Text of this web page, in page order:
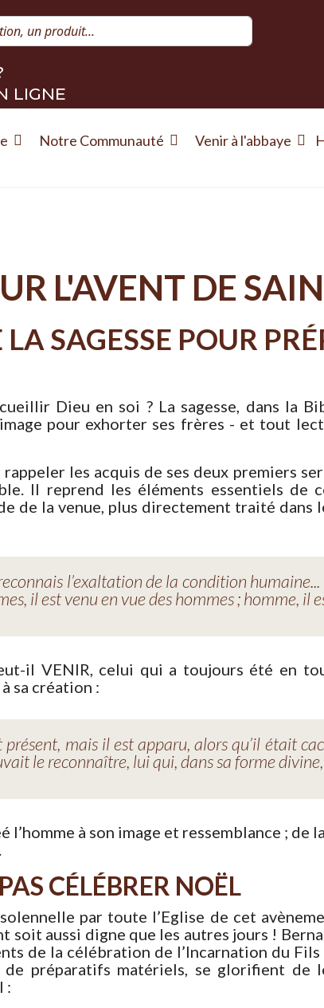
Rechercher
LIGNE
Notre Communauté Venir à l'abbaye
L'AVENT DE
SAGESSE POUR
Dieu en soi ? La sagesse, dans la
pour exhorter ses frères - et tout
les acquis de ses deux premiers
Il reprend les éléments essentiels
de la venue, plus directement traité dans
l’exaltation de la condition
il est venu en vue des hommes ; homme, il
il VENIR, celui qui a toujours été en
sa création :
présent, mais il est apparu, alors qu’il était
le reconnaître, lui qui, dans sa forme
l’homme à son image et ressemblance ;
CÉLÉBRER NOËL
par toute l’Eglise de cet
soit aussi digne que les autres jours !
de la célébration de l’Incarnation du
de préparatifs matériels, se glorifient
: